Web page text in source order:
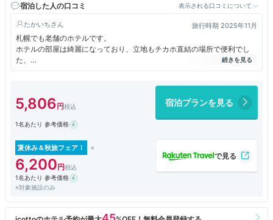
宿泊した人の口コミ
表示される口コミについて
たかいち 旅行時期 2025年11月
札幌でも老舗のホテルです。
ホテルの部屋は綺麗になっており、立地もチカホ直結の場所で便利でし
た、
部屋は少し古いですが綺麗になっており、広々しています。
ビジネスにも観光で便利なホテルです。
札幌で泊まるにはグランドホテルに限ります。
5,806 宿泊プランを見る
1名あたり 参考価格
夏休み＆秋旅フェア！
6,200
1名あたり 参考価格
※対象施設のみ